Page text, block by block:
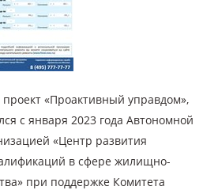
«Проактивный управдом»,
с января 2023 года Автономной
«Центр развития
в сфере жилищно-
при поддержке Комитета